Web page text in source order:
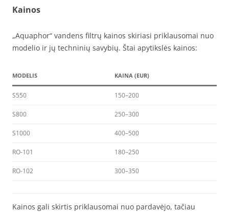
Kainos
„Aquaphor“ vandens filtrų kainos skiriasi priklausomai nuo
modelio ir jų techninių savybių. Štai apytikslės kainos:
MODELIS KAINA (EUR)
S550 150–200
S800 250–300
S1000 400–500
RO-101 180–250
RO-102 300–350
Kainos gali skirtis priklausomai nuo pardavėjo, tačiau